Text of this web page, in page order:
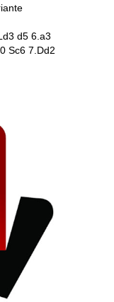
d5 6.a3
Sc6 7.Dd2